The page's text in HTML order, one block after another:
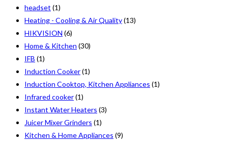
headset (1)
Heating - Cooling & Air Quality(13)
HIKVISION (6)
Home & Kitchen (30)
IFB (1)
Induction Cooker(1)
Induction Cooktop, Kitchen Appliances (1)
Infrared cooker(1)
Instant Water Heaters (3)
Juicer Mixer Grinders (1)
Kitchen & Home Appliances (9)